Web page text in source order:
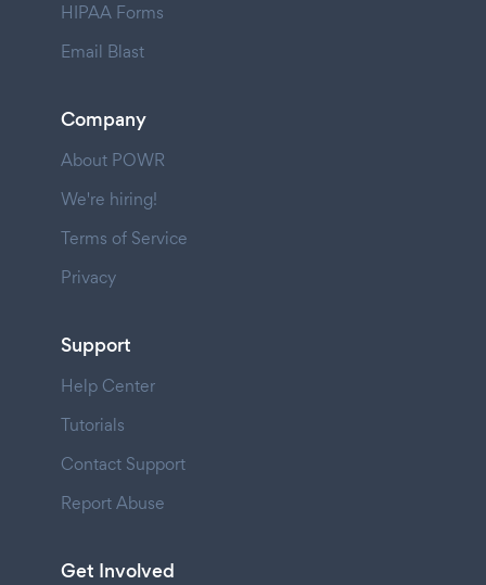
HIPAA Forms
Email Blast
Company
About POWR
We're hiring!
Terms of Service
Privacy
Support
Help Center
Tutorials
Contact Support
Report Abuse
Get Involved